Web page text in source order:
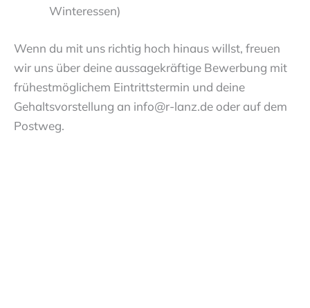
Winteressen)
Wenn du mit uns richtig hoch hinaus willst, freuen
wir uns über deine aussagekräftige Bewerbung mit
frühestmöglichem Eintrittstermin und deine
Gehaltsvorstellung an info@r-lanz.de oder auf dem
Postweg.